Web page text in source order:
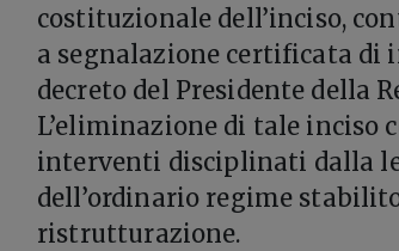
costituzionale dell’inciso,
a segnalazione certificata di
decreto del Presidente della
L’eliminazione di tale inciso
interventi disciplinati dalla
dell’ordinario regime
ristrutturazione.